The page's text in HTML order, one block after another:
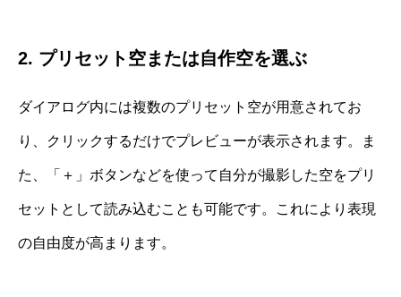
2. プリセット空または自作空を選ぶ
ダイアログ内には複数のプリセット空が用意されてお
り、クリックするだけでプレビューが表示されます。ま
た、「＋」ボタンなどを使って自分が撮影した空をプリ
セットとして読み込むことも可能です。これにより表現
の自由度が高まります。